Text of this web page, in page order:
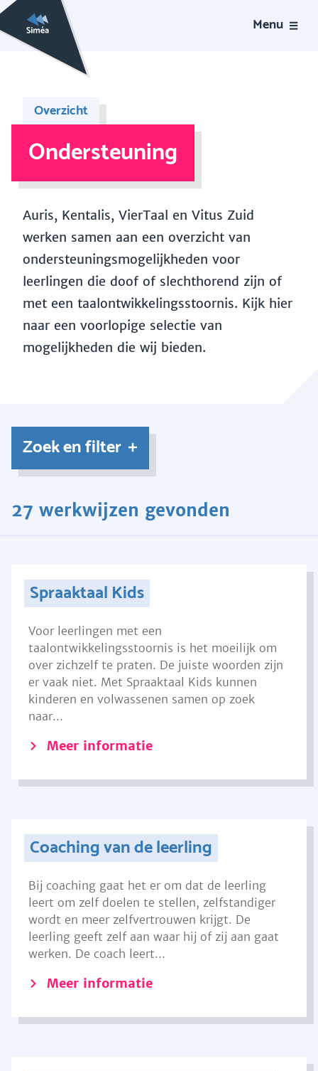
Menu
Overzicht
Ondersteuning
Auris, Kentalis, VierTaal en Vitus Zuid
werken samen aan een overzicht van
ondersteuningsmogelijkheden voor
leerlingen die doof of slechthorend zijn of
met een taalontwikkelingsstoornis. Kijk hier
naar een voorlopige selectie van
mogelijkheden die wij bieden.
Zoek en filter
27 werkwijzen gevonden
Spraaktaal Kids
Voor leerlingen met een
taalontwikkelingsstoornis is het moeilijk om
over zichzelf te praten. De juiste woorden zijn
er vaak niet. Met Spraaktaal Kids kunnen
kinderen en volwassenen samen op zoek
naar...
Meer informatie
Coaching van de leerling
Bij coaching gaat het er om dat de leerling
leert om zelf doelen te stellen, zelfstandiger
wordt en meer zelfvertrouwen krijgt. De
leerling geeft zelf aan waar hij of zij aan gaat
werken. De coach leert...
Meer informatie